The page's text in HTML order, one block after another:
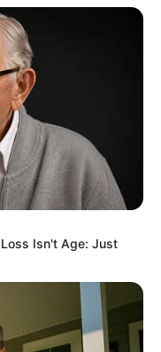
Inspires Millions
Isn't Age: Just